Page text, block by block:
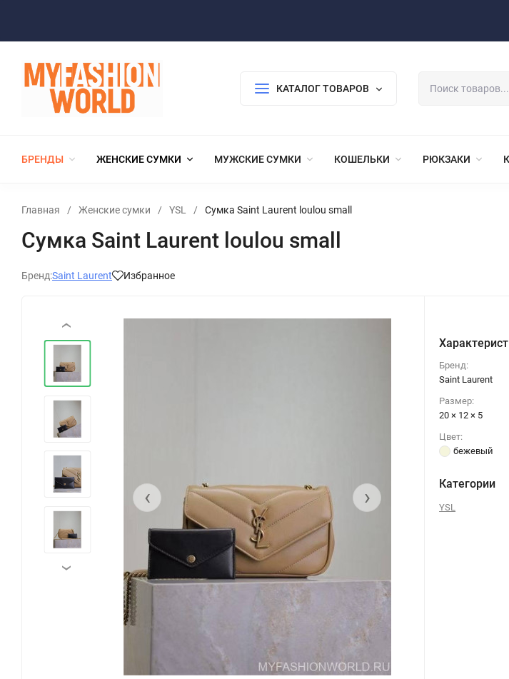
КАТАЛОГ ТОВАРОВ
БРЕНДЫ ЖЕНСКИЕ СУМКИ МУЖСКИЕ СУМКИ КОШЕЛЬКИ РЮКЗАКИ
Главная / Женские сумки / YSL / Сумка Saint Laurent loulou small
Сумка Saint Laurent loulou small
Бренд:Saint Laurent Избранное
‹ ›
‹
›
Бренд:
Saint Laurent
Размер:
20 × 12 × 5
Цвет:
бежевый
Категории
YSL